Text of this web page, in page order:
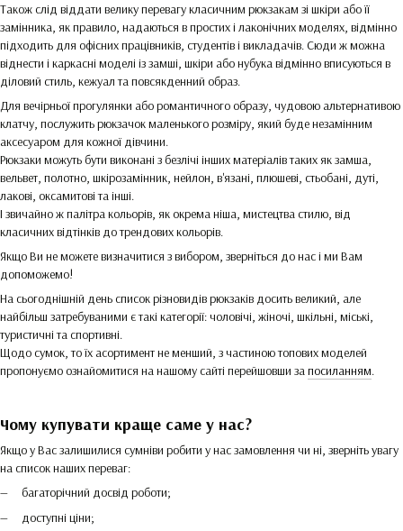
Також слід віддати велику перевагу класичним рюкзакам зі шкіри або її
замінника, як правило, надаються в простих і лаконічних моделях, відмінно
підходить для офісних працівників, студентів і викладачів. Сюди ж можна
віднести і каркасні моделі із замші, шкіри або нубука відмінно вписуються в
діловий стиль, кежуал та повсякденний образ.
Для вечірньої прогулянки або романтичного образу, чудовою альтернативою
клатчу, послужить рюкзачок маленького розміру, який буде незамінним
аксесуаром для кожної дівчини.
Рюкзаки можуть бути виконані з безлічі інших матеріалів таких як замша,
вельвет, полотно, шкірозамінник, нейлон, в'язані, плюшеві, стьобані, дуті,
лакові, оксамитові та інші.
І звичайно ж палітра кольорів, як окрема ніша, мистецтва стилю, від
класичних відтінків до трендових кольорів.
Якщо Ви не можете визначитися з вибором, зверніться до нас і ми Вам
допоможемо!
На сьогоднішній день список різновидів рюкзаків досить великий, але
найбільш затребуваними є такі категорії: чоловічі, жіночі, шкільні, міські,
туристичні та спортивні.
Щодо сумок, то їх асортимент не менший, з частиною топових моделей
пропонуємо ознайомитися на нашому сайті перейшовши запосиланням.
Чому купувати краще саме у нас?
Якщо у Вас залишилися сумніви робити у нас замовлення чи ні, зверніть увагу
на список наших переваг:
багаторічний досвід роботи;
доступні ціни;